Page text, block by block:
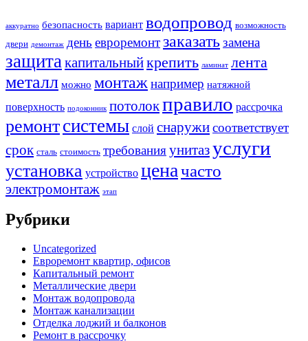
аккуратно безопасность вариант водопровод возможность
двери демонтаж день евроремонтзаказать замена
защита капитальныйкрепить ламинат лента
металл можно монтаж например натяжной
поверхность подоконник потолокправило рассрочка
ремонтсистемы слой снаружисоответствует
срок сталь стоимость требованияунитазуслуги
установка устройство ценачасто
электромонтаж этап
Рубрики
Uncategorized
Евроремонт квартир, офисов
Капитальный ремонт
Металлические двери
Монтаж водопровода
Монтаж канализации
Отделка лоджий и балконов
Ремонт в рассрочку